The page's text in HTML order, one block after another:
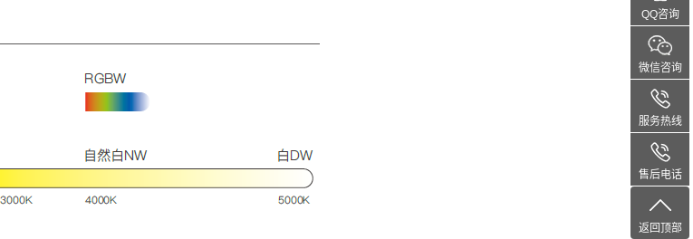
QQ咨询
微信咨询
服务热线
售后电话
返回顶部